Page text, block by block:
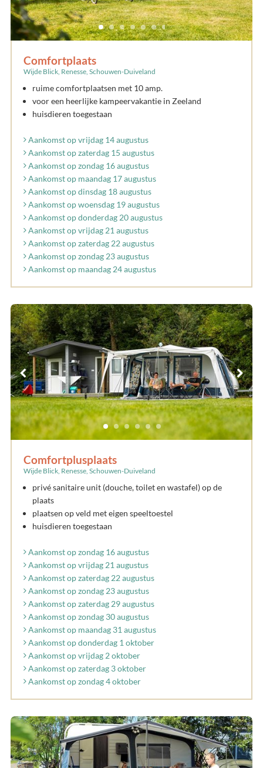
Comfortplaats
Wijde Blick, Renesse, Schouwen-Duiveland
ruime comfortplaatsen met 10 amp.
voor een heerlijke kampeervakantie in Zeeland
huisdieren toegestaan
Aankomst op vrijdag 14 augustus
Aankomst op zaterdag 15 augustus
Aankomst op zondag 16 augustus
Aankomst op maandag 17 augustus
Aankomst op dinsdag 18 augustus
Aankomst op woensdag 19 augustus
Aankomst op donderdag 20 augustus
Aankomst op vrijdag 21 augustus
Aankomst op zaterdag 22 augustus
Aankomst op zondag 23 augustus
Aankomst op maandag 24 augustus
Comfortplusplaats
Wijde Blick, Renesse, Schouwen-Duiveland
privé sanitaire unit (douche, toilet en wastafel) op de
plaats
plaatsen op veld met eigen speeltoestel
huisdieren toegestaan
Aankomst op zondag 16 augustus
Aankomst op vrijdag 21 augustus
Aankomst op zaterdag 22 augustus
Aankomst op zondag 23 augustus
Aankomst op zaterdag 29 augustus
Aankomst op zondag 30 augustus
Aankomst op maandag 31 augustus
Aankomst op donderdag 1 oktober
Aankomst op vrijdag 2 oktober
Aankomst op zaterdag 3 oktober
Aankomst op zondag 4 oktober